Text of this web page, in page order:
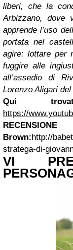
liberi, che la
Arbizzano, dove
apprende l’uso
portata nel
agire: lottare per
fuggire alle
all’assedio di
Lorenzo Aligari
Qui
https://
Brown:http://
stratega-di-
VI